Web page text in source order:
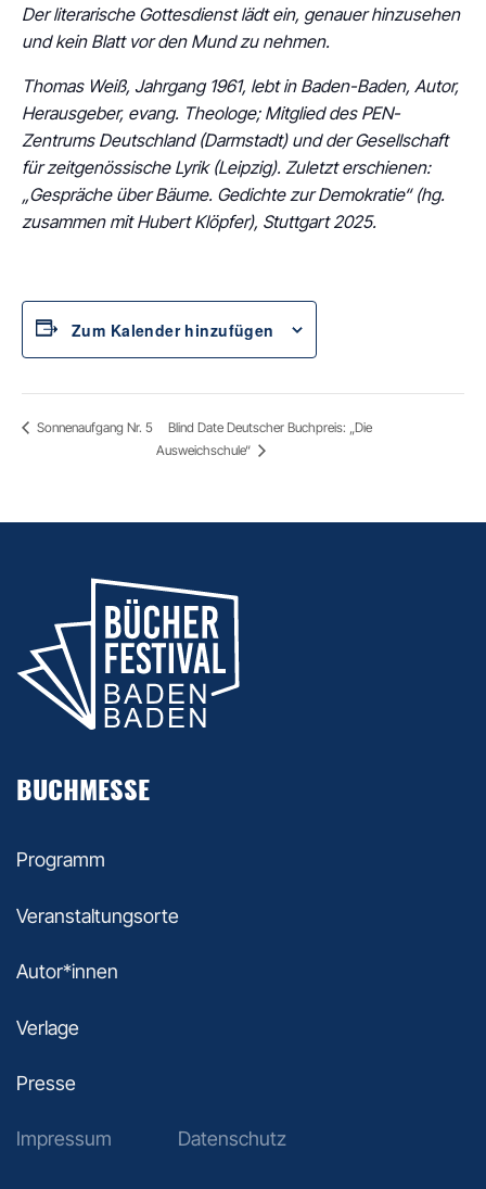
Der literarische Gottesdienst lädt ein, genauer hinzusehen
und kein Blatt vor den Mund zu nehmen.
Thomas Weiß, Jahrgang 1961, lebt in Baden-Baden, Autor,
Herausgeber, evang. Theologe; Mitglied des PEN-
Zentrums Deutschland (Darmstadt) und der Gesellschaft
für zeitgenössische Lyrik (Leipzig). Zuletzt erschienen:
„Gespräche über Bäume. Gedichte zur Demokratie“ (hg.
zusammen mit Hubert Klöpfer), Stuttgart 2025.
Zum Kalender hinzufügen
Sonnenaufgang Nr. 5
Blind Date Deutscher Buchpreis: „Die
Ausweichschule“
BUCHMESSE
Programm
Veranstaltungsorte
Autor*innen
Verlage
Presse
Impressum Datenschutz